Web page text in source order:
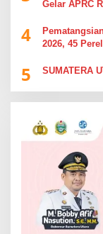
Gelar APRC
4
2026, 45
5 SUMATERA